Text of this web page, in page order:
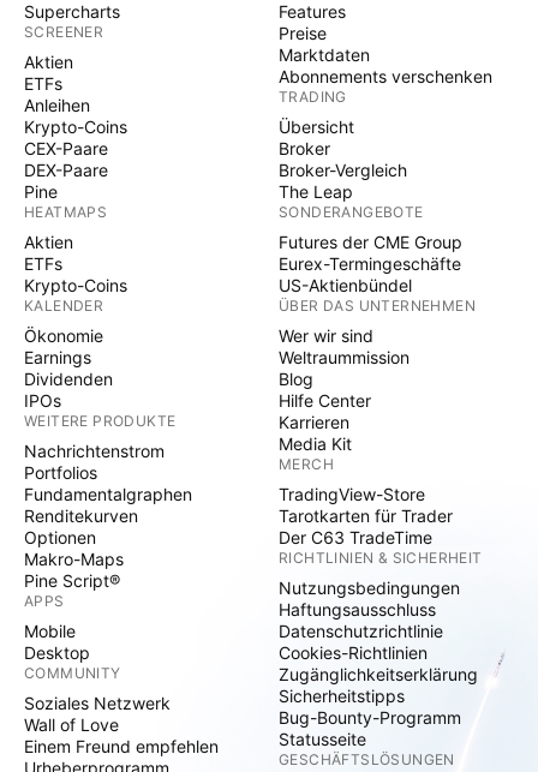
Supercharts
SCREENER
Aktien
ETFs
Anleihen
Krypto-Coins
CEX-Paare
DEX-Paare
Pine
HEATMAPS
Aktien
ETFs
Krypto-Coins
KALENDER
Ökonomie
Earnings
Dividenden
IPOs
WEITERE PRODUKTE
Nachrichtenstrom
Portfolios
Fundamentalgraphen
Renditekurven
Optionen
Makro-Maps
Pine Script®
APPS
Mobile
Desktop
COMMUNITY
Soziales Netzwerk
Wall of Love
Einem Freund empfehlen
Urheberprogramm
Features
Preise
Marktdaten
Abonnements verschenken
TRADING
Übersicht
Broker
Broker-Vergleich
The Leap
SONDERANGEBOTE
Futures der CME Group
Eurex-Termingeschäfte
US-Aktienbündel
ÜBER DAS UNTERNEHMEN
Wer wir sind
Weltraummission
Blog
Hilfe Center
Karrieren
Media Kit
MERCH
TradingView-Store
Tarotkarten für Trader
Der C63 TradeTime
RICHTLINIEN & SICHERHEIT
Nutzungsbedingungen
Haftungsausschluss
Datenschutzrichtlinie
Cookies-Richtlinien
Zugänglichkeitserklärung
Sicherheitstipps
Bug-Bounty-Programm
Statusseite
GESCHÄFTSLÖSUNGEN